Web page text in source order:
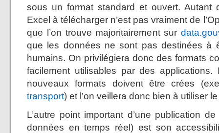
sous un format standard et ouvert. Autant
Excel à télécharger n’est pas vraiment de
que l’on trouve majoritairement sur
que les données ne sont pas destinées à
humains. On privilégiera donc des formats
facilement utilisables par des
nouveaux formats doivent être crées
transport) et l’on veillera donc bien à utiliser
L’autre point important d’une publication
données en temps réel) est son